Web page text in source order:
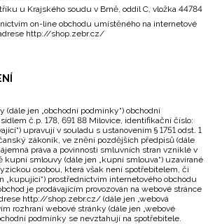
u Krajského soudu v Brně, oddíl C, vložka 44784
on-line obchodu umístěného na internetové
http://shop.zebr.cz/
(dále jen „obchodní podmínky“) obchodní
č.p. 178, 691 88 Milovice, identifikační číslo:
upravují v souladu s ustanovením § 1751 odst. 1
zákoník, ve znění pozdějších předpisů (dále
práva a povinnosti smluvních stran vzniklé v
kupní smlouvy (dále jen „kupní smlouva“) uzavírané
osobou, která však není spotřebitelem, či
„kupující“) prostřednictvím internetového obchodu
je prodávajícím provozován na webové stránce
http://shop.zebr.cz/ (dále jen „webová
rozhraní webové stránky (dále jen „webové
podmínky se nevztahují na spotřebitele.